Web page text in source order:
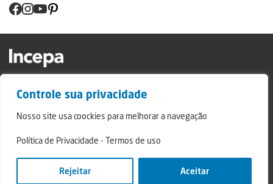
Controle sua privacidade
Nosso site usa coockies para melhorar a navegação
Política de Privacidade - Termos de uso
Rejeitar Aceitar
Code: 83.607-240
Relatório de Transparência Campo Largo
© 2024 - Incepa Ceramic Coatings, all rights reserved. Developed by Nerdweb.